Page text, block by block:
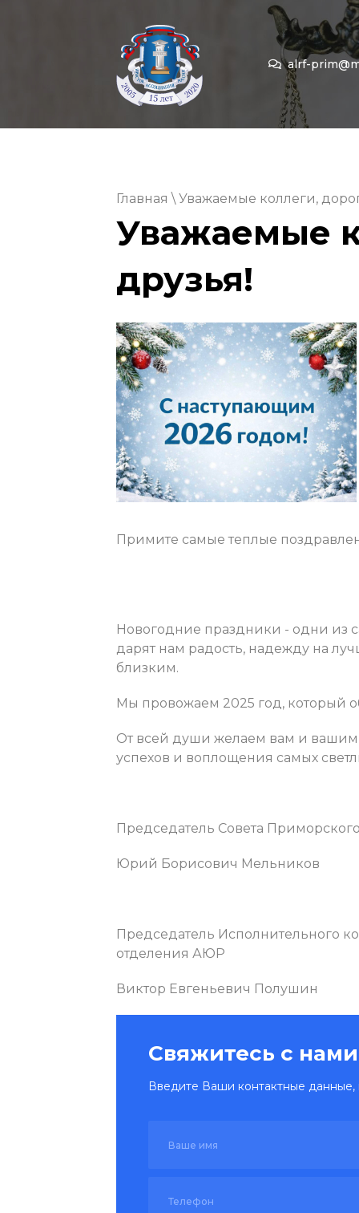
alrf-
Главная \ Уважаемые коллеги,
Уважаемые
друзья!
Примите самые теплые
Новогодние праздники - одни
дарят нам радость, надежду на
близким.
Мы провожаем 2025 год, который
От всей души желаем вам и вашим
успехов и воплощения самых
Председатель Совета
Юрий Борисович Мельников
Председатель Исполнительного
отделения АЮР
Виктор Евгеньевич Полушин
Свяжитесь с нами
Введите Ваши контактные